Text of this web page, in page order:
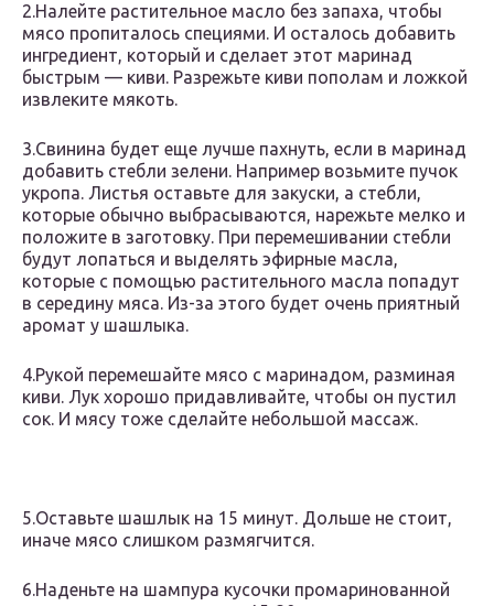
2.Налейте растительное масло без запаха, чтобы
мясо пропиталось специями. И осталось добавить
ингредиент, который и сделает этот маринад
быстрым — киви. Разрежьте киви пополам и ложкой
извлеките мякоть.
3.Свинина будет еще лучше пахнуть, если в маринад
добавить стебли зелени. Например возьмите пучок
укропа. Листья оставьте для закуски, а стебли,
которые обычно выбрасываются, нарежьте мелко и
положите в заготовку. При перемешивании стебли
будут лопаться и выделять эфирные масла,
которые с помощью растительного масла попадут
в середину мяса. Из-за этого будет очень приятный
аромат у шашлыка.
4.Рукой перемешайте мясо с маринадом, разминая
киви. Лук хорошо придавливайте, чтобы он пустил
сок. И мясу тоже сделайте небольшой массаж.
5.Оставьте шашлык на 15 минут. Дольше не стоит,
иначе мясо слишком размягчится.
6.Наденьте на шампура кусочки промаринованной